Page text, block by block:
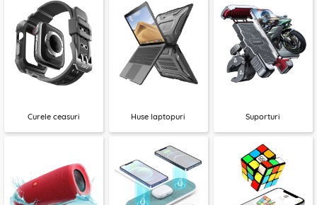
Curele ceasuri Huse laptopuri Suporturi